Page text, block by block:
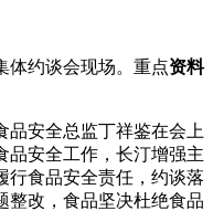
体约谈会现场。重点资料
品安全总监丁祥鉴在会上
品安全工作，长汀增强主
行食品安全责任，约谈落
整改，食品坚决杜绝食品